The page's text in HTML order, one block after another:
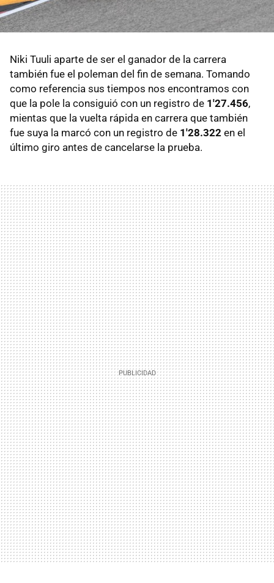
Niki Tuuli aparte de ser el ganador de la carrera
también fue el poleman del fin de semana. Tomando
como referencia sus tiempos nos encontramos con
que la pole la consiguió con un registro de 1'27.456,
mientas que la vuelta rápida en carrera que también
fue suya la marcó con un registro de 1'28.322 en el
último giro antes de cancelarse la prueba.